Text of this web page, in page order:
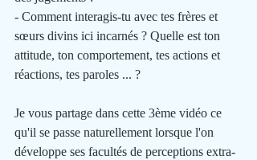
- Comment interagis-tu avec tes frères et
sœurs divins ici incarnés ? Quelle est ton
attitude, ton comportement, tes actions et
réactions, tes paroles ... ?
Je vous partage dans cette 3ème vidéo ce
qu'il se passe naturellement lorsque l'on
développe ses facultés de perceptions extra-